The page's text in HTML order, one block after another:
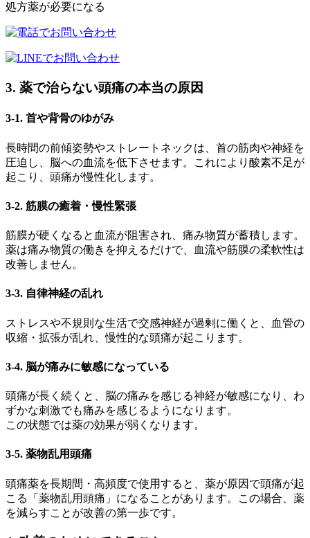
処方薬が必要になる
3. 薬で治らない頭痛の本当の原因
3-1. 首や背骨のゆがみ
長時間の前傾姿勢やストレートネックは、首の筋肉や神経を
圧迫し、脳への血流を低下させます。これにより酸素不足が
起こり、頭痛が慢性化します。
3-2. 筋膜の癒着・慢性緊張
筋膜が硬くなると血流が阻害され、痛み物質が蓄積します。
薬は痛み物質の働きを抑えるだけで、血流や筋膜の柔軟性は
改善しません。
3-3. 自律神経の乱れ
ストレスや不規則な生活で交感神経が過剰に働くと、血管の
収縮・拡張が乱れ、慢性的な頭痛が起こります。
3-4. 脳が痛みに敏感になっている
頭痛が長く続くと、脳の痛みを感じる神経が敏感になり、わ
ずかな刺激でも痛みを感じるようになります。
この状態では薬の効果が弱くなります。
3-5. 薬物乱用頭痛
頭痛薬を長期間・高頻度で使用すると、薬が原因で頭痛が起
こる「薬物乱用頭痛」になることがあります。この場合、薬
を減らすことが改善の第一歩です。